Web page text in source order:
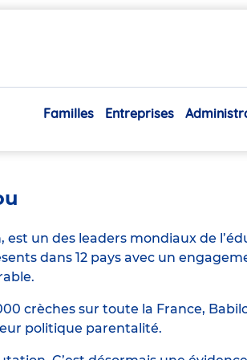
Familles Entreprises
H/F
est un des leaders mondiaux de
dans 12 pays avec un
crèches sur toute la France,
politique parentalité.